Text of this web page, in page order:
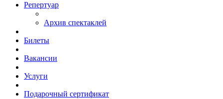
Репертуар
Архив спектаклей
Билеты
Вакансии
Услуги
Подарочный сертификат